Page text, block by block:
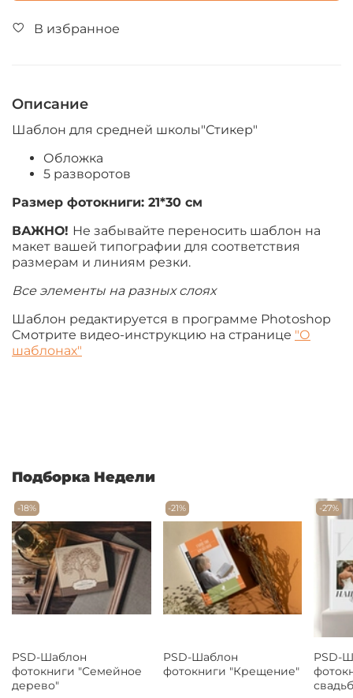
В избранное
Описание
Шаблон для средней школы"Стикер"
Обложка
5 разворотов
Размер фотокниги: 21*30 см
ВАЖНО! Не забывайте переносить шаблон на
макет вашей типографии для соответствия
размерам и линиям резки.
Все элементы на разных слоях
Шаблон редактируется в программе Photoshop
Смотрите видео-инструкцию на странице "О
шаблонах"
Подборка Недели
-18%
PSD-Шаблон
фотокниги "Семейное
дерево"
-21%
PSD-Шаблон
фотокниги "Крещение"
-27%
PSD-